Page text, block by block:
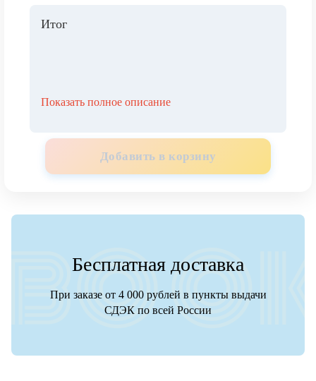
Итог
Показать полное описание
Добавить в корзину
Бесплатная доставка
При заказе от 4 000 рублей в пункты выдачи
СДЭК по всей России